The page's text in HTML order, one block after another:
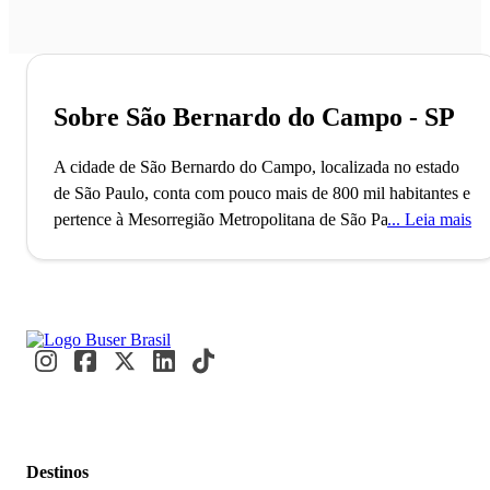
Sobre São Bernardo do Campo - SP
A cidade de São Bernardo do Campo, localizada no estado
de São Paulo, conta com pouco mais de 800 mil habitantes e
pertence à Mesorregião Metropolitana de São Paulo. O
indústria automobilística (pois serve de sede para as
primeiras montadoras de veículos do Brasil), pelas indústrias
entre as cidades brasileiras.
Leia mais
Destinos